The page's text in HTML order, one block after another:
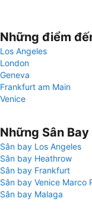
Những điểm
Los Angeles
London
Geneva
Frankfurt am Main
Venice
Những Sân
Sân bay Los Angeles
Sân bay Heathrow
Sân bay Frankfurt
Sân bay Venice Marco
Sân bay Malaga